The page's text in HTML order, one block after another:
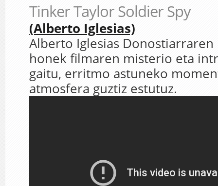
Tinker Taylor Soldier Spy
(Alberto Iglesias)
Alberto Iglesias
honek filmaren misterio eta
gaitu, erritmo astuneko
atmosfera guztiz estutuz.